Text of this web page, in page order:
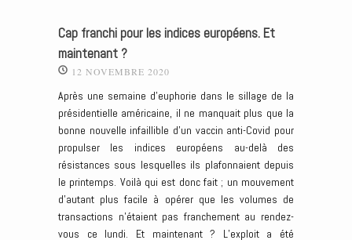
Cap franchi pour les indices européens. Et
maintenant ?
12 NOVEMBRE 2020
Après une semaine d’euphorie dans le sillage de la
présidentielle américaine, il ne manquait plus que la
bonne nouvelle infaillible d’un vaccin anti-Covid pour
propulser les indices européens au-delà des
résistances sous lesquelles ils plafonnaient depuis
le printemps. Voilà qui est donc fait ; un mouvement
d’autant plus facile à opérer que les volumes de
transactions n’étaient pas franchement au rendez-
vous ce lundi. Et maintenant ? L’exploit a été